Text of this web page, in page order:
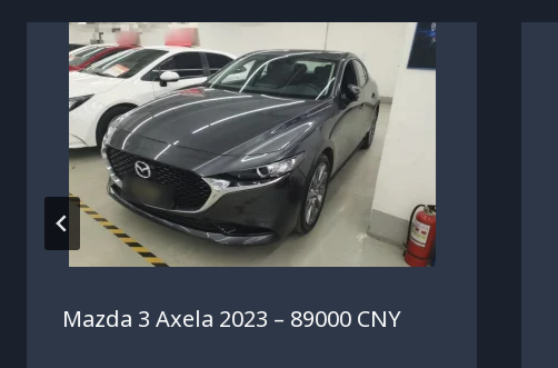
Mazda 3 Axela 2023 – 89000 CNY